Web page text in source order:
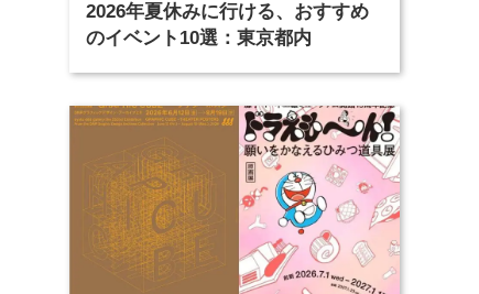
2026年夏休みに行ける、おすすめ
のイベント10選：東京都内